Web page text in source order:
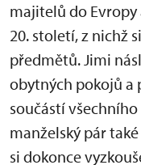
majitelů do Evropy
20. století, z nichž
předmětů. Jimi
obytných pokojů a
součástí
manželský pár
si dokonce